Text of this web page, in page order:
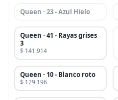
Queen · 23 - Azul Hielo
Queen · 41 - Rayas grises
3
$ 141.914
Queen · 10 - Blanco roto
$ 129.196